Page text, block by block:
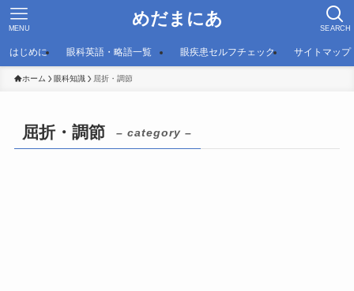
めだまにあ SEARCH
MENU
はじめに 眼科英語・略語一覧 眼疾患セルフチェック サイトマップ
ホーム 眼科知識 屈折・調節
屈折・調節 – category –